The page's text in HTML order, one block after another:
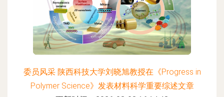
委员风采 陕西科技大学刘晓旭教授在《Progress in
Polymer Science》发表材料科学重要综述文章